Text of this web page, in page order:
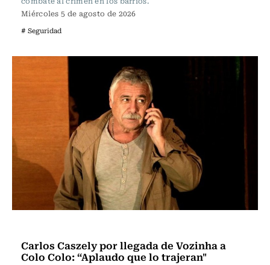
Miércoles 5 de agosto de 2026
# Seguridad
Carlos Caszely por llegada de Vozinha a
Colo Colo: “Aplaudo que lo trajeran"